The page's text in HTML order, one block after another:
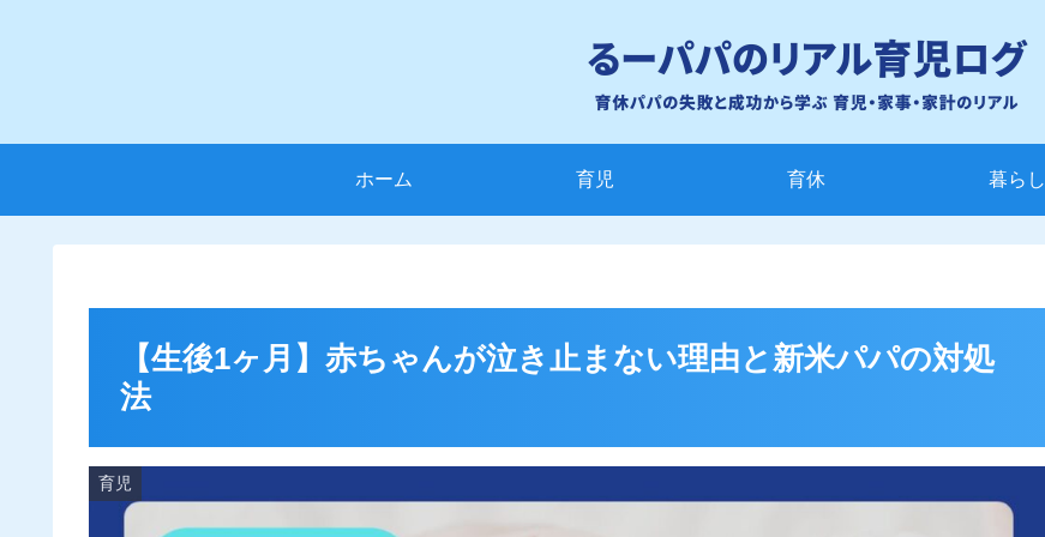
ホーム 育児 育休 暮らし
【生後1ヶ月】赤ちゃんが泣き止まない理由と新米パパの対処
法
育児